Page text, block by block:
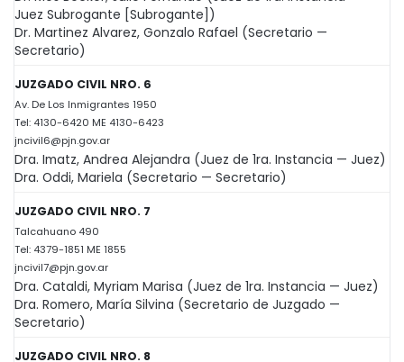
Juez Subrogante [Subrogante])
Dr. Martinez Alvarez, Gonzalo Rafael (Secretario —
Secretario)
JUZGADO CIVIL NRO. 6
Av. De Los Inmigrantes 1950
Tel: 4130-6420 ME 4130-6423
jncivil6@pjn.gov.ar
Dra. Imatz, Andrea Alejandra (Juez de 1ra. Instancia — Juez)
Dra. Oddi, Mariela (Secretario — Secretario)
JUZGADO CIVIL NRO. 7
Talcahuano 490
Tel: 4379-1851 ME 1855
jncivil7@pjn.gov.ar
Dra. Cataldi, Myriam Marisa (Juez de 1ra. Instancia — Juez)
Dra. Romero, María Silvina (Secretario de Juzgado —
Secretario)
JUZGADO CIVIL NRO. 8